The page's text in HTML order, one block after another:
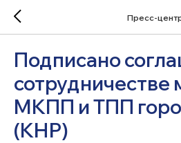
Пресс-
Подписано
сотрудничестве
МКПП и ТПП
(КНР)